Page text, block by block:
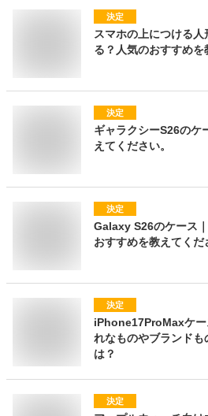
決定
スマホの上につける人
る？人気のおすすめを
決定
ギャラクシーS26のケ
えてください。
決定
Galaxy S26のケース
おすすめを教えてくだ
決定
iPhone17ProMaxケー
れなものやブランドも
は？
決定